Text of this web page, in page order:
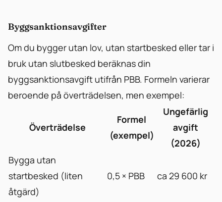
Byggsanktionsavgifter
Om du bygger utan lov, utan startbesked eller tar i
bruk utan slutbesked beräknas din
byggsanktionsavgift utifrån PBB. Formeln varierar
beroende på överträdelsen, men exempel:
Överträdelse
Formel
(exempel)
Ungefärlig
avgift
(2026)
Bygga utan
startbesked (liten
åtgärd)
0,5 × PBB ca 29 600 kr